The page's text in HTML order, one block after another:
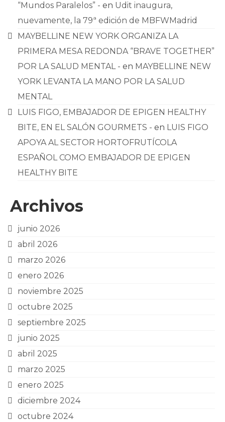
“Mundos Paralelos” - en Udit inaugura,
nuevamente, la 79ª edición de MBFWMadrid
MAYBELLINE NEW YORK ORGANIZA LA
PRIMERA MESA REDONDA “BRAVE TOGETHER”
POR LA SALUD MENTAL - en MAYBELLINE NEW
YORK LEVANTA LA MANO POR LA SALUD
MENTAL
LUIS FIGO, EMBAJADOR DE EPIGEN HEALTHY
BITE, EN EL SALÓN GOURMETS - en LUIS FIGO
APOYA AL SECTOR HORTOFRUTÍCOLA
ESPAÑOL COMO EMBAJADOR DE EPIGEN
HEALTHY BITE
Archivos
junio 2026
abril 2026
marzo 2026
enero 2026
noviembre 2025
octubre 2025
septiembre 2025
junio 2025
abril 2025
marzo 2025
enero 2025
diciembre 2024
octubre 2024